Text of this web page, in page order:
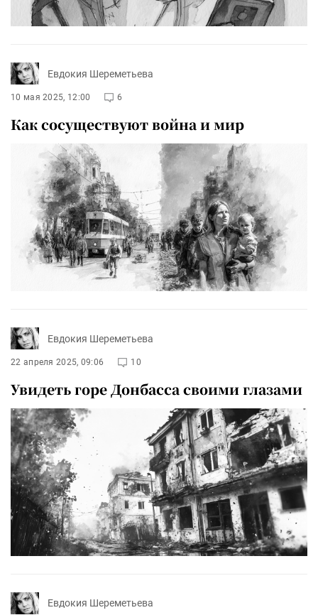
Евдокия Шереметьева
10 мая 2025, 12:00 6
Как сосуществуют война и мир
Евдокия Шереметьева
22 апреля 2025, 09:06 10
Увидеть горе Донбасса своими глазами
Евдокия Шереметьева